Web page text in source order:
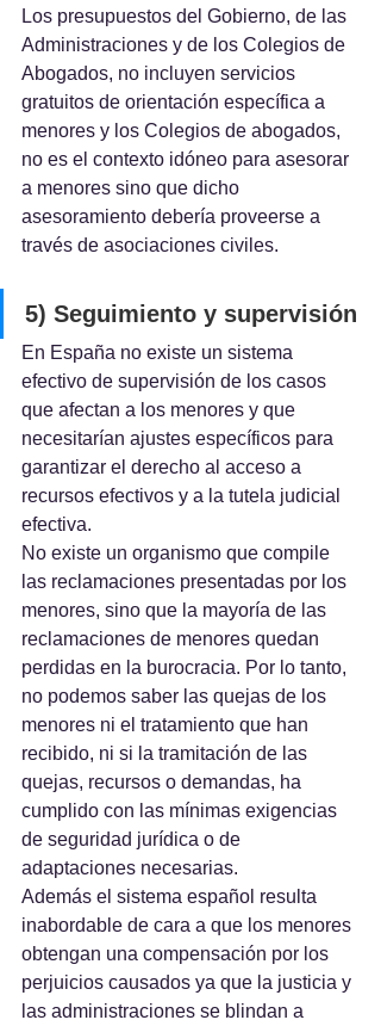
Los presupuestos del Gobierno, de las
Administraciones y de los Colegios de
Abogados, no incluyen servicios
gratuitos de orientación específica a
menores y los Colegios de abogados,
no es el contexto idóneo para asesorar
a menores sino que dicho
asesoramiento debería proveerse a
través de asociaciones civiles.
5) Seguimiento y supervisión
En España no existe un sistema
efectivo de supervisión de los casos
que afectan a los menores y que
necesitarían ajustes específicos para
garantizar el derecho al acceso a
recursos efectivos y a la tutela judicial
efectiva.
No existe un organismo que compile
las reclamaciones presentadas por los
menores, sino que la mayoría de las
reclamaciones de menores quedan
perdidas en la burocracia. Por lo tanto,
no podemos saber las quejas de los
menores ni el tratamiento que han
recibido, ni si la tramitación de las
quejas, recursos o demandas, ha
cumplido con las mínimas exigencias
de seguridad jurídica o de
adaptaciones necesarias.
Además el sistema español resulta
inabordable de cara a que los menores
obtengan una compensación por los
perjuicios causados ya que la justicia y
las administraciones se blindan a